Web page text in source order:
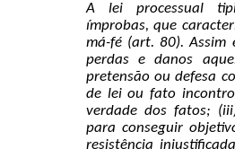
A lei processual
ímprobas, que
má-fé (art. 80). Assim
perdas e danos
pretensão ou defesa
de lei ou fato
verdade dos fatos;
para conseguir
resistência